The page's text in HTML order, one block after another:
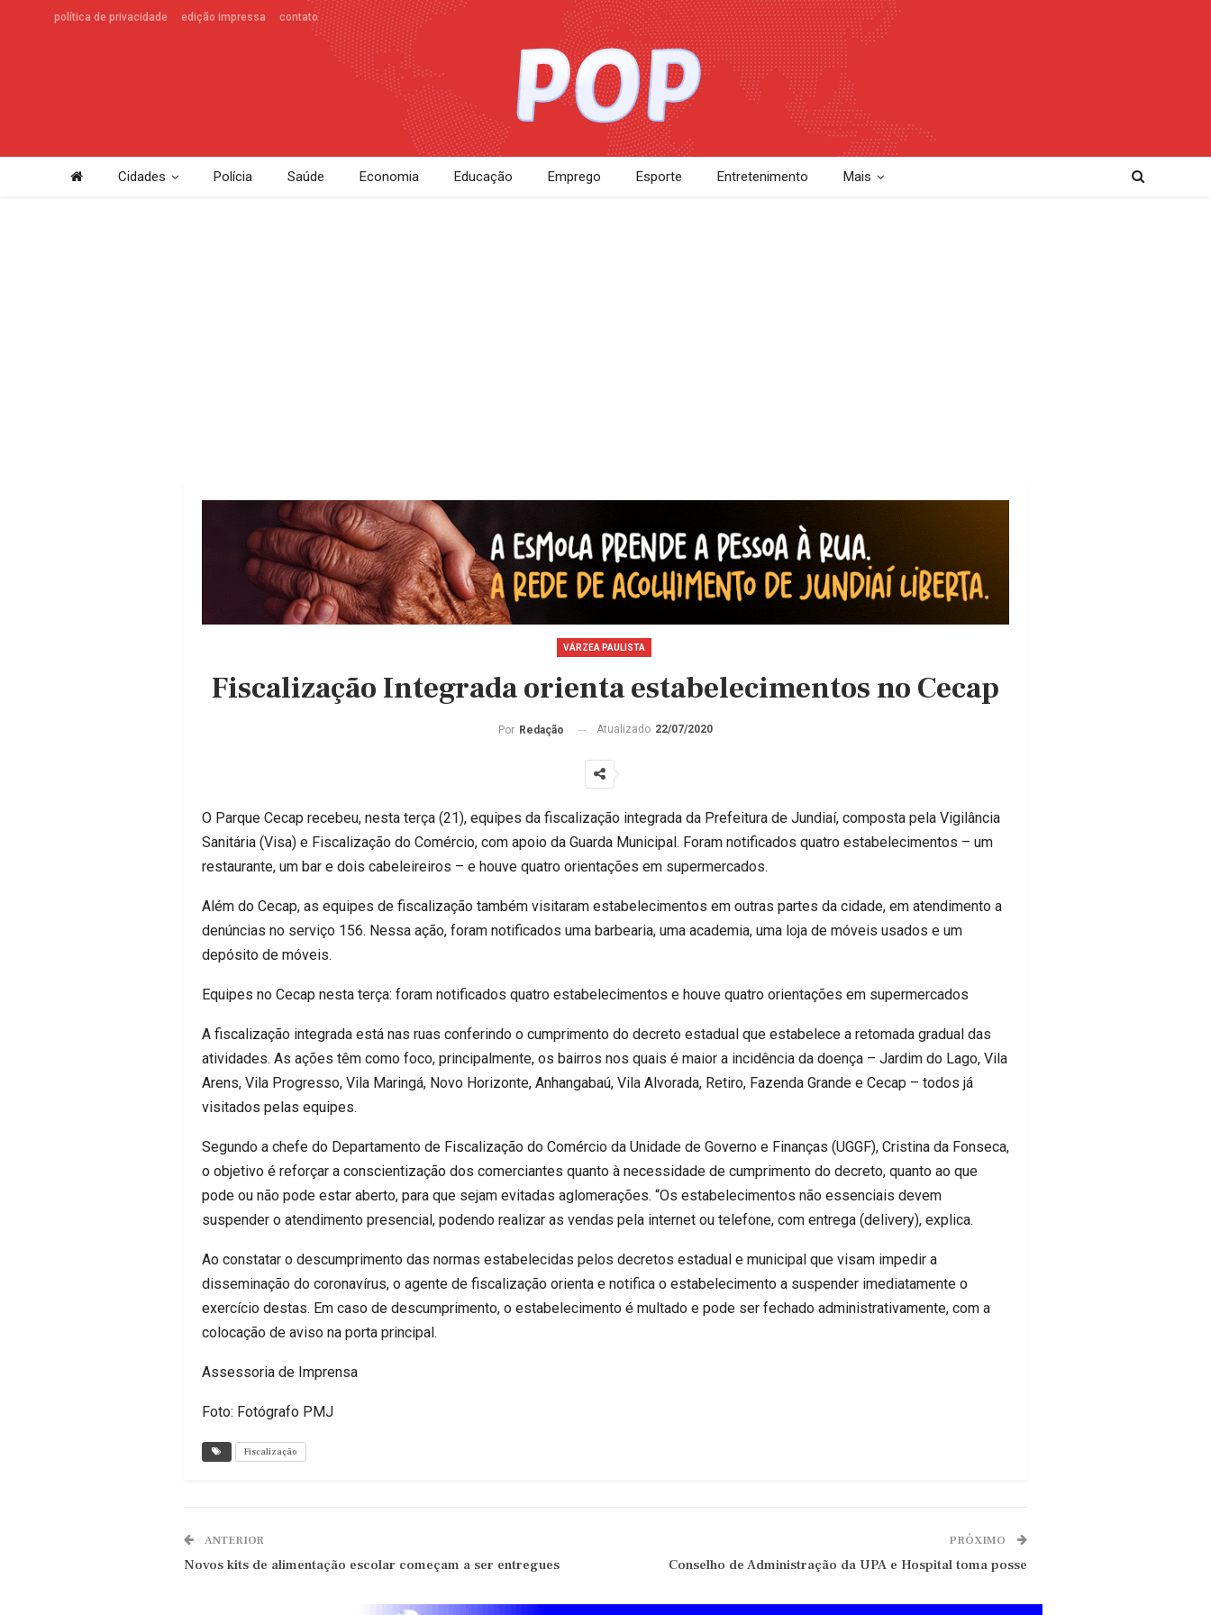
política de privacidade edição impressa contato
Cidades Polícia Saúde Economia Educação Emprego Esporte Entretenimento Mais
VÁRZEA PAULISTA
Fiscalização Integrada orienta estabelecimentos no Cecap
Por Redação Atualizado 22/07/2020
O Parque Cecap recebeu, nesta terça (21), equipes da fiscalização integrada da Prefeitura de Jundiaí, composta pela Vigilância
Sanitária (Visa) e Fiscalização do Comércio, com apoio da Guarda Municipal. Foram notificados quatro estabelecimentos – um
restaurante, um bar e dois cabeleireiros – e houve quatro orientações em supermercados.
Além do Cecap, as equipes de fiscalização também visitaram estabelecimentos em outras partes da cidade, em atendimento a
denúncias no serviço 156. Nessa ação, foram notificados uma barbearia, uma academia, uma loja de móveis usados e um
depósito de móveis.
Equipes no Cecap nesta terça: foram notificados quatro estabelecimentos e houve quatro orientações em supermercados
A fiscalização integrada está nas ruas conferindo o cumprimento do decreto estadual que estabelece a retomada gradual das
atividades. As ações têm como foco, principalmente, os bairros nos quais é maior a incidência da doença – Jardim do Lago, Vila
Arens, Vila Progresso, Vila Maringá, Novo Horizonte, Anhangabaú, Vila Alvorada, Retiro, Fazenda Grande e Cecap – todos já
visitados pelas equipes.
Segundo a chefe do Departamento de Fiscalização do Comércio da Unidade de Governo e Finanças (UGGF), Cristina da Fonseca,
o objetivo é reforçar a conscientização dos comerciantes quanto à necessidade de cumprimento do decreto, quanto ao que
pode ou não pode estar aberto, para que sejam evitadas aglomerações. “Os estabelecimentos não essenciais devem
suspender o atendimento presencial, podendo realizar as vendas pela internet ou telefone, com entrega (delivery), explica.
Ao constatar o descumprimento das normas estabelecidas pelos decretos estadual e municipal que visam impedir a
disseminação do coronavírus, o agente de fiscalização orienta e notifica o estabelecimento a suspender imediatamente o
exercício destas. Em caso de descumprimento, o estabelecimento é multado e pode ser fechado administrativamente, com a
colocação de aviso na porta principal.
Assessoria de Imprensa
Foto: Fotógrafo PMJ
Fiscalização
ANTERIOR
Novos kits de alimentação escolar começam a ser entregues
PRÓXIMO
Conselho de Administração da UPA e Hospital toma posse